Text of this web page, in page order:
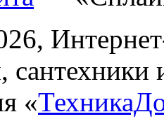
сантехники
«